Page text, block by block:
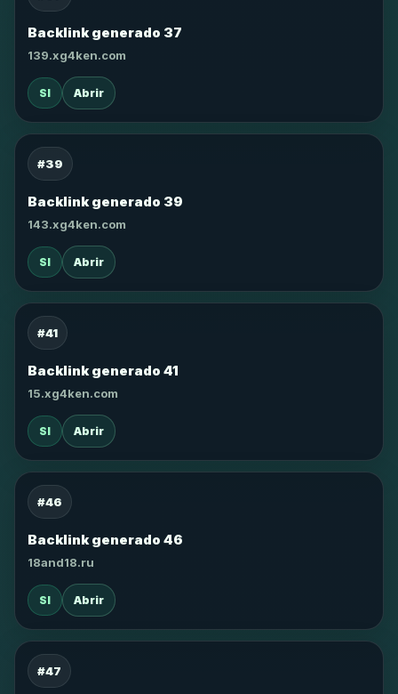
Backlink generado 37
139.xg4ken.com
SI Abrir
#39
Backlink generado 39
143.xg4ken.com
SI Abrir
#41
Backlink generado 41
15.xg4ken.com
SI Abrir
#46
Backlink generado 46
18and18.ru
SI Abrir
#47